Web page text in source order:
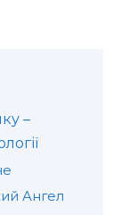
–
Ангел